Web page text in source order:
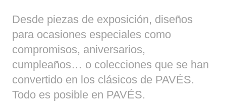
Desde piezas de exposición, diseños
para ocasiones especiales como
compromisos, aniversarios,
cumpleaños… o colecciones que se han
convertido en los clásicos de PAVÉS.
Todo es posible en PAVÉS.